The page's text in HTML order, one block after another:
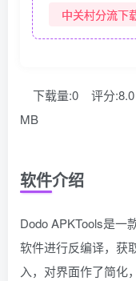
中关村分流下
下载量:0 评分:8.0
MB
软件介绍
Dodo APKTools是一
软件进行反编译，获
入，对界面作了简化